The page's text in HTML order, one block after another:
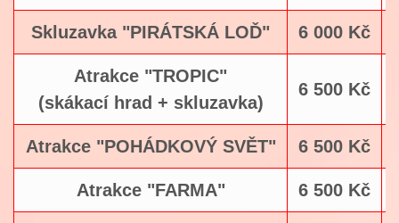
Skluzavka "PIRÁTSKÁ LOĎ" 6 000 Kč
Atrakce "TROPIC"
(skákací hrad + skluzavka)
6 500 Kč
Atrakce "POHÁDKOVÝ SVĚT" 6 500 Kč
Atrakce "FARMA" 6 500 Kč